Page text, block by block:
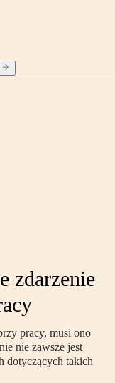
zdarzenie
pracy, musi ono
nie zawsze jest
dotyczących takich